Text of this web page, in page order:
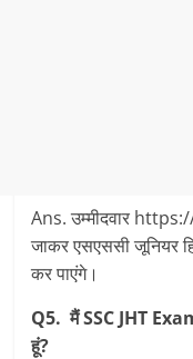
Ans. उम्मीदवार
जाकर एसएससी जूनियर
कर पाएंगे।
Q5. मैं SSC JHT
हूं?